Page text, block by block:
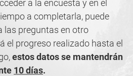
a la encuesta y en el
a completarla, puede
las preguntas en otro
el progreso realizado hasta el
estos datos se mantendrán
10 días.